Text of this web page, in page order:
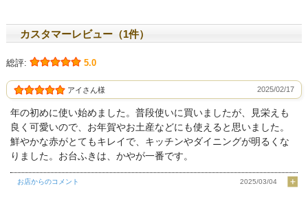
カスタマーレビュー（1件）
総評: 5.0
アイさん様 2025/02/17
年の初めに使い始めました。普段使いに買いましたが、見栄えも
良く可愛いので、お年賀やお土産などにも使えると思いました。
鮮やかな赤がとてもキレイで、キッチンやダイニングが明るくな
りました。お台ふきは、かやが一番です。
お店からのコメント 2025/03/04